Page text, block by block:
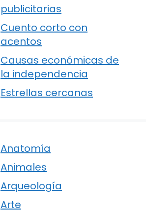
publicitarias
Cuento corto con
acentos
Causas económicas de
la independencia
Estrellas cercanas
Anatomía
Animales
Arqueología
Arte